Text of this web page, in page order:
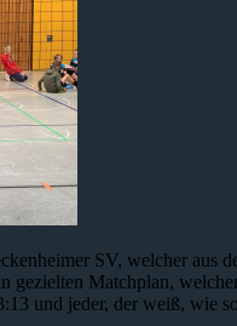
SV, welcher aus
gezielten Matchplan,
und jeder, der weiß, wie